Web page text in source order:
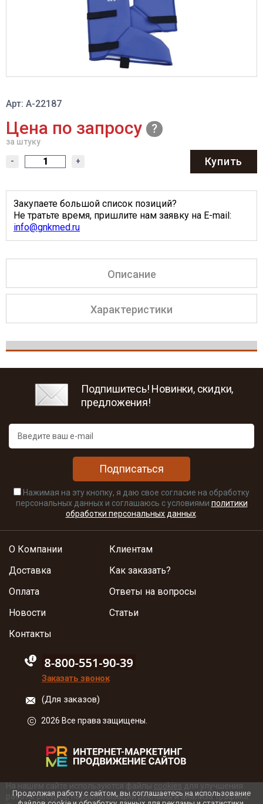
Арт: А-22187
Цена по запросу
за штуку
- + Купить
Закупаете большой список позиций?
Не тратьте время, пришлите нам заявку на E-mail:
info@gnkmed.ru
Описание
Характеристики
Подпишитесь! Новинки, скидки,
предложения!
Подписаться
Нажимая на эту кнопку, я даю свое согласие на обработку
персональных данных и соглашаюсь с условиями политики
обработки персональных данных.
О Компании
Доставка
Оплата
Новости
Клиентам
Как заказать?
Ответы на вопросы
Статьи
Контакты
88005555550
Заказать звонок
(Для заказов)
2026 Все права защищены.
На нашем сайте используются файлы cookies для улучшения
работы ресурса, персонализации рекламы и анализа трафика.
Продолжая работу с сайтом, вы соглашаетесь на использование